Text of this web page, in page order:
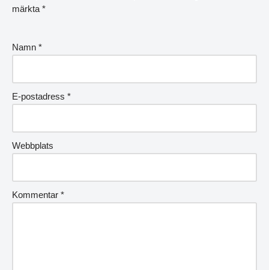
märkta *
Namn *
E-postadress *
Webbplats
Kommentar *